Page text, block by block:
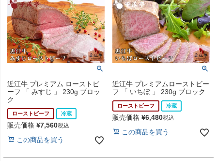
近江牛 プレミアム ローストビ
ーフ 「 みすじ 」 230g ブロッ
ク
ローストビーフ 冷蔵
販売価格 ¥7,560税込
この商品を買う
近江牛 プレミアムローストビー
フ 「 いちぼ 」 230g ブロック
ローストビーフ 冷蔵
販売価格 ¥6,480税込
この商品を買う